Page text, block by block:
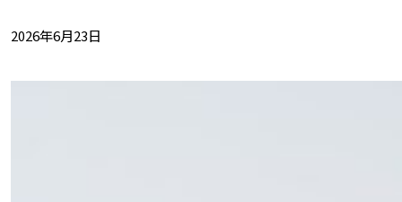
2026年6月23日